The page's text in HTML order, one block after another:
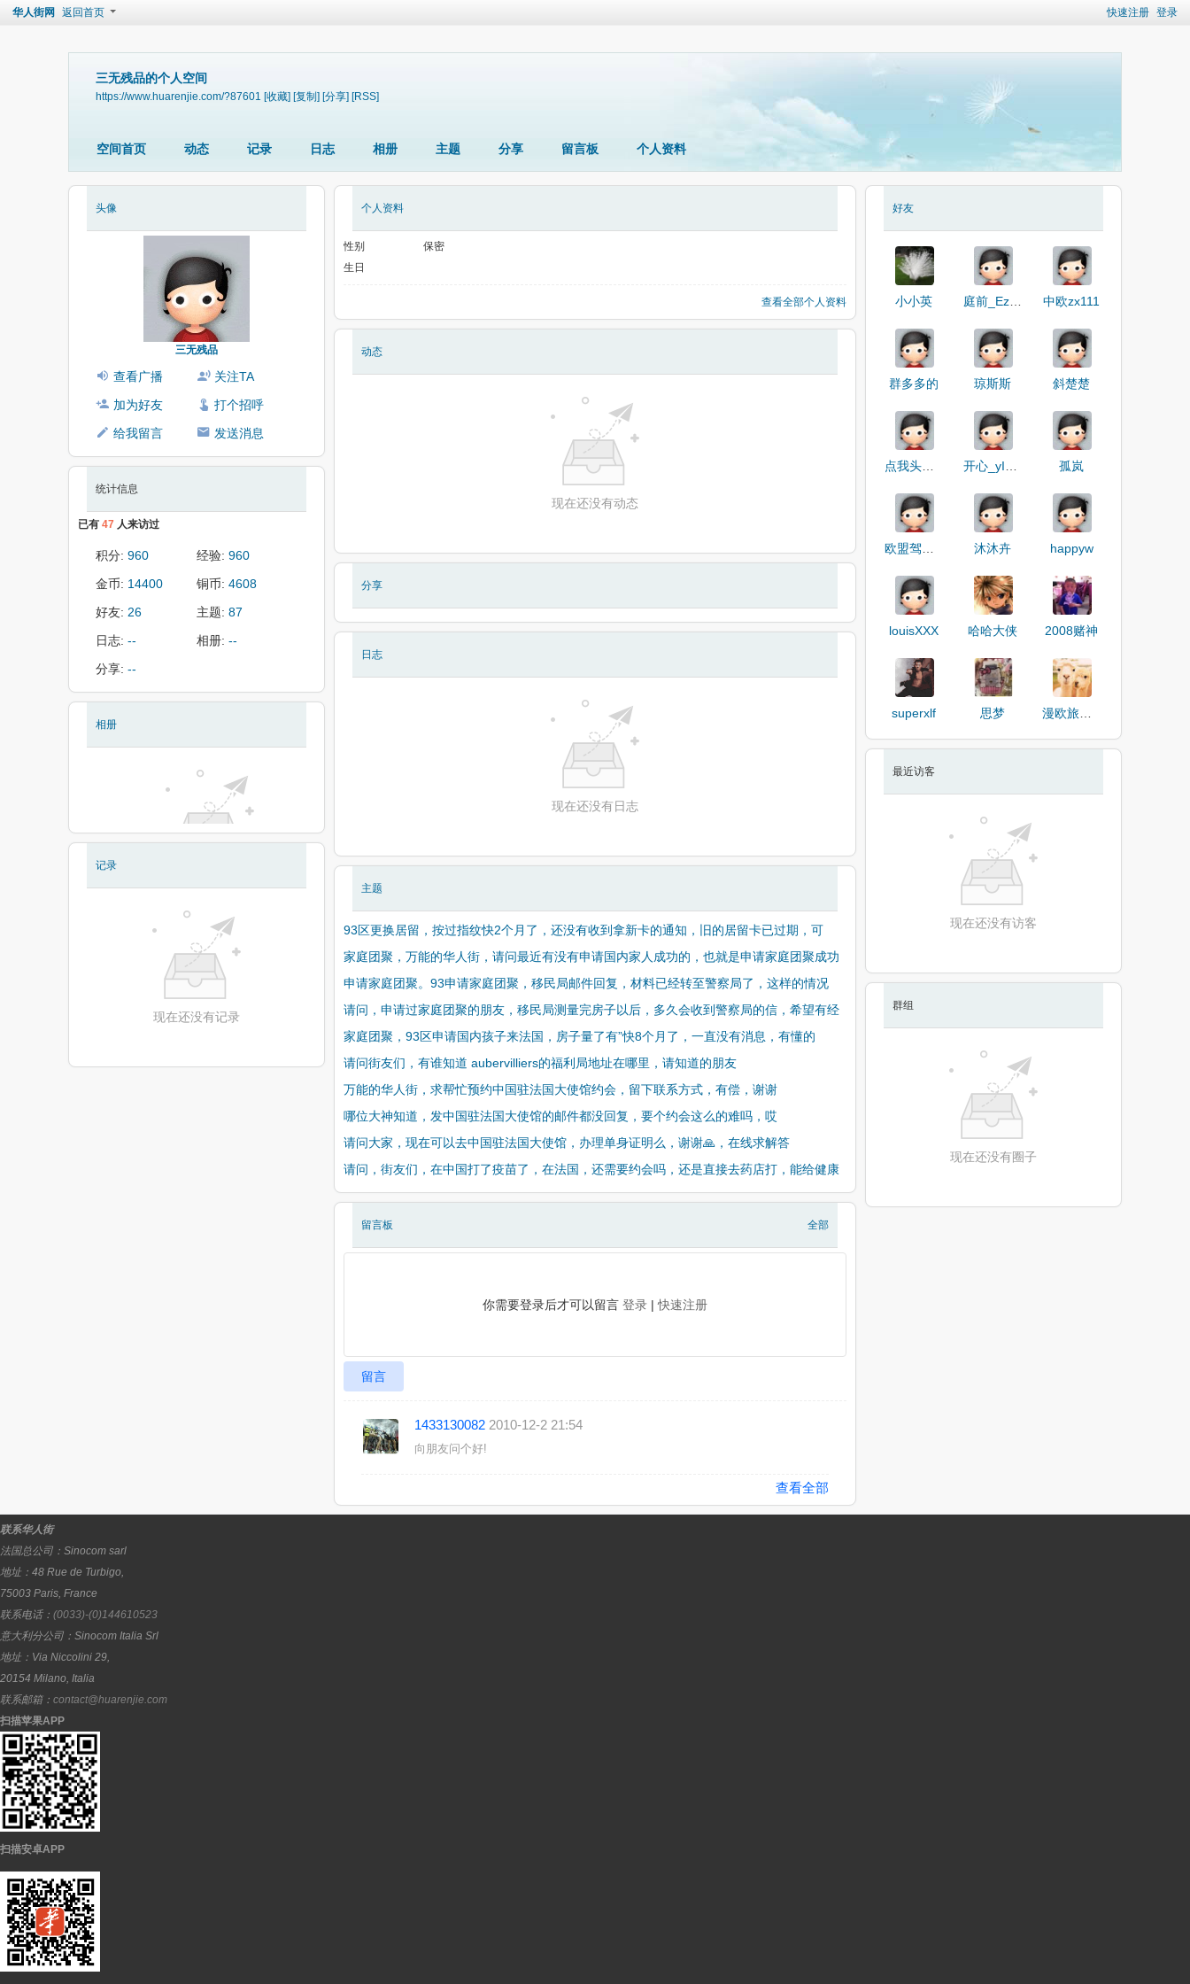
快速注册 登录
华人街网 返回首页
三无残品的个人空间
https://www.huarenjie.com/?87601 [收藏] [复制] [分享] [RSS]
空间首页 动态 记录 日志 相册 主题 分享 留言板 个人资料
头像
三无残品
查看广播
关注TA
加为好友
打个招呼
给我留言
发送消息
统计信息
已有 47 人来访过
积分: 960 经验: 960
金币: 14400 铜币: 4608
好友: 26 主题: 87
日志: -- 相册: --
分享: --
相册
记录
现在还没有记录
个人资料
性别
保密
生日
查看全部个人资料
动态
现在还没有动态
分享
日志
现在还没有日志
主题
93区更换居留，按过指纹快2个月了，还没有收到拿新卡的通知，旧的居留卡已过期，可
家庭团聚，万能的华人街，请问最近有没有申请国内家人成功的，也就是申请家庭团聚成功
申请家庭团聚。93申请家庭团聚，移民局邮件回复，材料已经转至警察局了，这样的情况
请问，申请过家庭团聚的朋友，移民局测量完房子以后，多久会收到警察局的信，希望有经
家庭团聚，93区申请国内孩子来法国，房子量了有”快8个月了，一直没有消息，有懂的
请问街友们，有谁知道 aubervilliers的福利局地址在哪里，请知道的朋友
万能的华人街，求帮忙预约中国驻法国大使馆约会，留下联系方式，有偿，谢谢
哪位大神知道，发中国驻法国大使馆的邮件都没回复，要个约会这么的难吗，哎
请问大家，现在可以去中国驻法国大使馆，办理单身证明么，谢谢🙏，在线求解答
请问，街友们，在中国打了疫苗了，在法国，还需要约会吗，还是直接去药店打，能给健康
留言板 全部
你需要登录后才可以留言 登录 |快速注册
留言
1433130082 2010-12-2 21:54
向朋友问个好!
查看全部
好友
小小英 庭前_EzETS 中欧zx111
群多多的 琼斯斯 斜楚楚
点我头像看资料 孤岚
沐沐卉 happyw
louisXXX 哈哈大侠 2008赌神
superxlf 思梦 漫欧旅游网
最近访客
现在还没有访客
群组
现在还没有圈子
联系华人街
法国总公司： Sinocom sarl
地址： 48 Rue de Turbigo,
75003 Paris, France
联系电话： (0033)-(0)144610523
意大利分公司： Sinocom Italia Srl
地址： Via Niccolini 29,
20154 Milano, Italia
联系邮箱： contact@huarenjie.com
扫描苹果APP
扫描安卓APP